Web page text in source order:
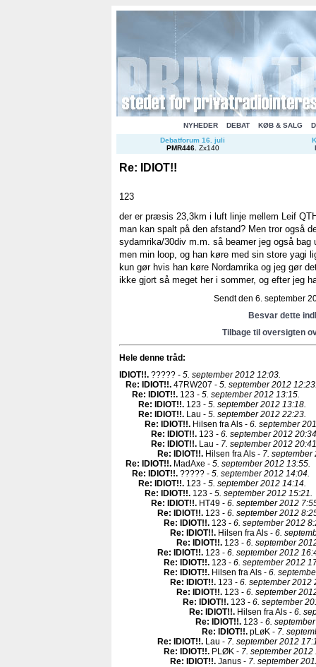
NYHEDER DEBAT KØB & SALG
Debatforum 16. juli
PMR446. Zx140
Re: IDIOT!!
123
der er præsis 23,3km i luft linje mellem Leif
man kan spalt på den afstand? Men tror også
sydamrika/30div m.m. så beamer jeg også
men min loop, og han køre med sin store yagi
kun gør hvis han køre Nordamrika og jeg gør
ikke gjort så meget her i sommer, og efter jeg
Sendt den 6. september
Besvar dette
Tilbage til oversigten
Hele denne tråd:
IDIOT!!. ????? - 5. september 2012 12:03.
Re: IDIOT!!. 47RW207 - 5. september 2012
Re: IDIOT!!. 123 - 5. september 2012 13:15.
Re: IDIOT!!. 123 - 5. september 2012 13:18.
Re: IDIOT!!. Lau - 5. september 2012 22:23.
Re: IDIOT!!. Hilsen fra Als - 6. september
Re: IDIOT!!. 123 - 6. september 2012
Re: IDIOT!!. Lau - 7. september 2012
Re: IDIOT!!. Hilsen fra Als - 7. september
Re: IDIOT!!. MadAxe - 5. september 2012 13:55.
Re: IDIOT!!. ????? - 5. september 2012 14:04.
Re: IDIOT!!. 123 - 5. september 2012 14:14.
Re: IDIOT!!. 123 - 5. september 2012 15:21.
Re: IDIOT!!. HT49 - 6. september 2012
Re: IDIOT!!. 123 - 6. september 2012
Re: IDIOT!!. 123 - 6. september 2012
Re: IDIOT!!. Hilsen fra Als - 6.
Re: IDIOT!!. 123 - 6. september
Re: IDIOT!!. 123 - 6. september 2012
Re: IDIOT!!. 123 - 6. september 2012
Re: IDIOT!!. Hilsen fra Als - 6.
Re: IDIOT!!. 123 - 6. september 2012
Re: IDIOT!!. 123 - 6. september
Re: IDIOT!!. 123 - 6. september
Re: IDIOT!!. Hilsen fra Als - 6.
Re: IDIOT!!. 123 - 6.
Re: IDIOT!!. pLøK - 7.
Re: IDIOT!!. Lau - 7. september 2012
Re: IDIOT!!. PLØK - 7. september 2012
Re: IDIOT!!. Janus - 7. september